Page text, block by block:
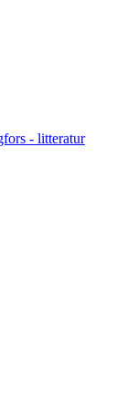
- litteratur